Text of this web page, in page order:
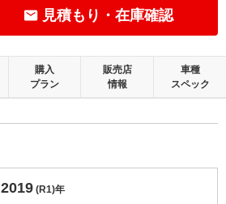
見積もり・在庫確認
購入
プラン
販売店
情報
車種
スペック
2019 (R1)年